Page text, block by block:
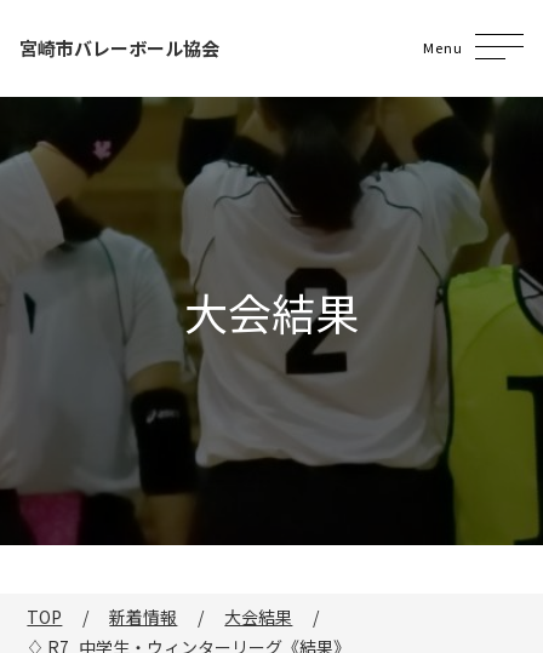
宮崎市バレーボール協会 Menu
大会結果
TOP 新着情報
大会結果
♢ R7_中学生・ウィンターリーグ《結果》